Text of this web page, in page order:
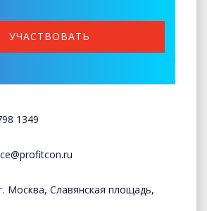
УЧАСТВОВАТЬ
1349
Москва, Славянская площадь,